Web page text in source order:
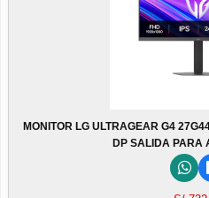
MONITOR LG ULTRAGEAR G4
DP SALIDA PARA